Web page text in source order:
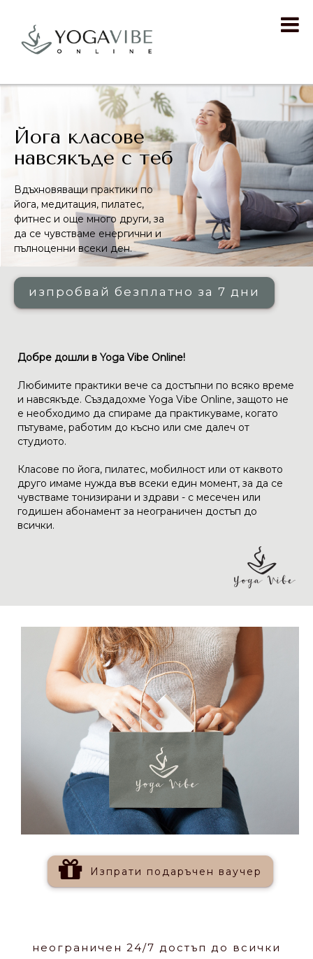
Йога класове
навсякъде с теб
Вдъхновяващи практики по
йога, медитация, пилатес,
фитнес и още много други, за
да се чувстваме енергични и
пълноценни всеки ден.
изпробвай безплатно за 7 дни
Добре дошли в Yoga Vibe Online!
Любимите практики вече са достъпни по всяко време
и навсякъде. Създадохме Yoga Vibe Online, защото не
е необходимо да спираме да практикуваме, когато
пътуваме, работим до късно или сме далеч от
студиото.
Класове по йога, пилатес, мобилност или от каквото
друго имаме нужда във всеки един момент, за да се
чувстваме тонизирани и здрави - с месечен или
годишен абонамент за неограничен достъп до
всички.
Изпрати подаръчен ваучер
неограничен 24/7 достъп до всички